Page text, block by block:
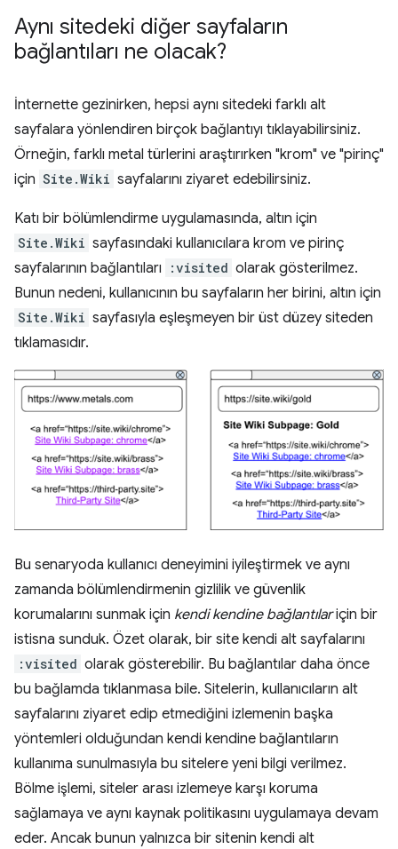
Aynı sitedeki diğer sayfaların
bağlantıları ne olacak?
İnternette gezinirken, hepsi aynı sitedeki farklı alt
sayfalara yönlendiren birçok bağlantıyı tıklayabilirsiniz.
Örneğin, farklı metal türlerini araştırırken "krom" ve "pirinç"
için Site.Wiki sayfalarını ziyaret edebilirsiniz.
Katı bir bölümlendirme uygulamasında, altın için
Site.Wiki sayfasındaki kullanıcılara krom ve pirinç
sayfalarının bağlantıları
:visited olarak gösterilmez.
Bunun nedeni, kullanıcının bu sayfaların her birini, altın için
Site.Wiki sayfasıyla eşleşmeyen bir üst düzey siteden
tıklamasıdır.
Bu senaryoda kullanıcı deneyimini iyileştirmek ve aynı
zamanda bölümlendirmenin gizlilik ve güvenlik
korumalarını sunmak için kendi kendine bağlantılariçin bir
istisna sunduk. Özet olarak, bir site kendi alt sayfalarını
:visited olarak gösterebilir. Bu bağlantılar daha önce
bu bağlamda tıklanmasa bile. Sitelerin, kullanıcıların alt
sayfalarını ziyaret edip etmediğini izlemenin başka
yöntemleri olduğundan kendi kendine bağlantıların
kullanıma sunulmasıyla bu sitelere yeni bilgi verilmez.
Bölme işlemi, siteler arası izlemeye karşı koruma
sağlamaya ve aynı kaynak politikasını uygulamaya devam
eder. Ancak bunun yalnızca bir sitenin kendi alt